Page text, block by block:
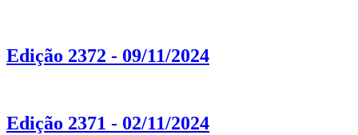
Edição 2372 - 09/11/2024
Edição 2371 - 02/11/2024